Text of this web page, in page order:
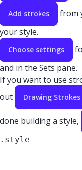
Add strokes
from
your style.
Choose settings
and in the Sets pane.
If you want to use
out
Drawing
done building a style,
.style